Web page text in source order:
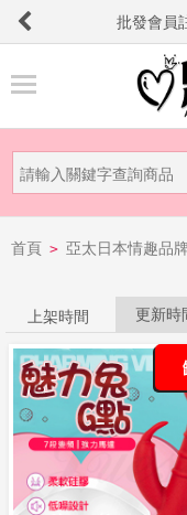
批發會員
品
新
品
提
防
詐
電
首頁 > 亞太日本情趣品牌
上架時間 更新時